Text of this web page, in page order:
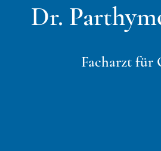
Dr.
Facharzt für